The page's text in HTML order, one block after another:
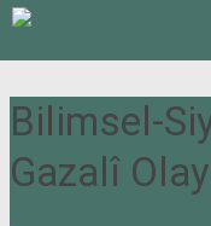
Bilimsel-
Gazalî